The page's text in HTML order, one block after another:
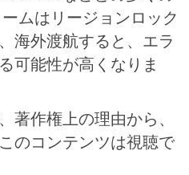
ムはリージョンロック
海外渡航すると、エラ
可能性が高くなりま
著作権上の理由から、
のコンテンツは視聴で